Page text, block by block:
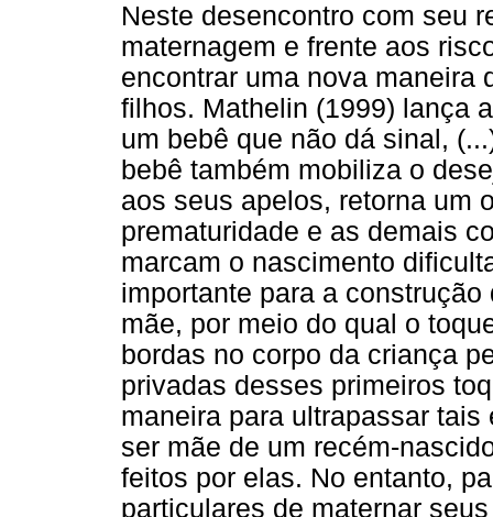
Neste desencontro com seu
maternagem e frente aos
encontrar uma nova maneira
filhos. Mathelin (1999) lança
um bebê que não dá sinal,
bebê também mobiliza o
aos seus apelos, retorna um
prematuridade e as demais
marcam o nascimento
importante para a
mãe, por meio do qual o
bordas no corpo da criança
privadas desses primeiros
maneira para ultrapassar
ser mãe de um recém-
feitos por elas. No entanto,
particulares de maternar